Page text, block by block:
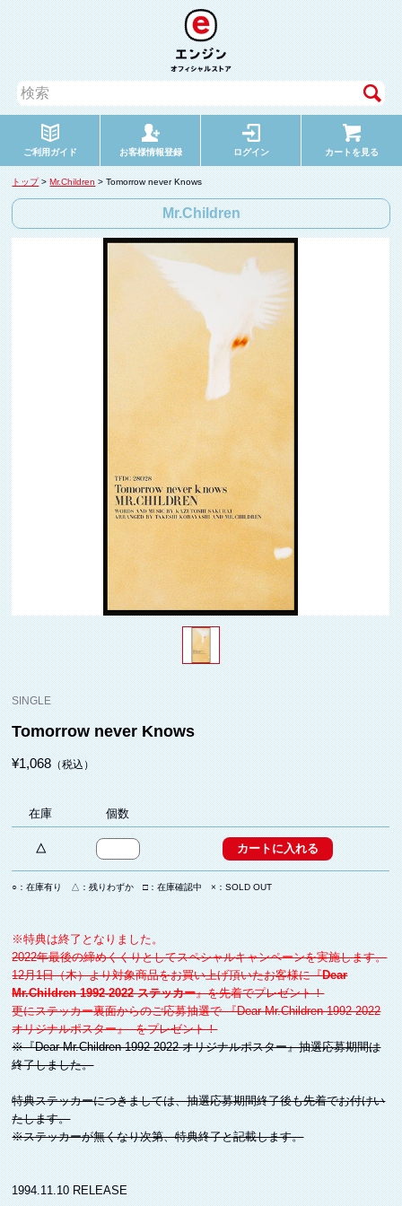
ご利用ガイド お客様情報登録 ログイン カートを見る
トップ>Mr.Children> Tomorrow never Knows
Mr.Children
SINGLE
Tomorrow never Knows
¥1,068（税込）
在庫 個数
△
○：在庫有り △：残りわずか □：在庫確認中 ×：SOLD OUT
※特典は終了となりました。
2022年最後の締めくくりとしてスペシャルキャンペーンを実施します。
12月1日（木）より対象商品をお買い上げ頂いたお客様に『Dear
Mr.Children 1992-2022 ステッカー』を先着でプレゼント！
更にステッカー裏面からのご応募抽選で 『Dear Mr.Children 1992-2022
オリジナルポスター』 をプレゼント！
※『Dear Mr.Children 1992-2022 オリジナルポスター』抽選応募期間は
終了しました。
特典ステッカーにつきましては、抽選応募期間終了後も先着でお付けい
たします。
※ステッカーが無くなり次第、特典終了と記載します。
1994.11.10 RELEASE